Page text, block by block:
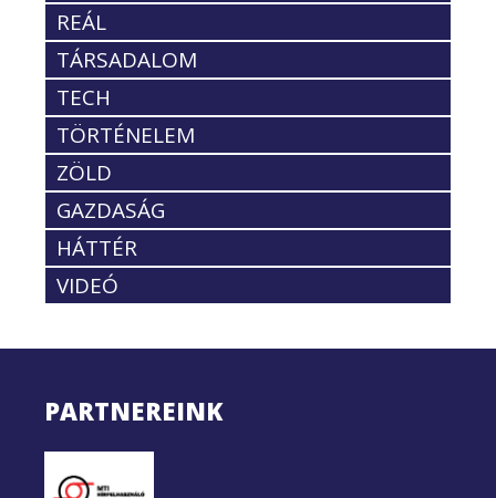
REÁL
TÁRSADALOM
TECH
TÖRTÉNELEM
ZÖLD
GAZDASÁG
HÁTTÉR
VIDEÓ
PARTNEREINK